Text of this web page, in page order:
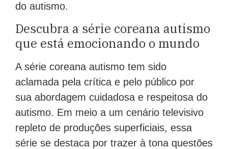
do autismo.
Descubra a série coreana autismo
que está emocionando o mundo
A série coreana autismo tem sido
aclamada pela crítica e pelo público por
sua abordagem cuidadosa e respeitosa do
autismo. Em meio a um cenário televisivo
repleto de produções superficiais, essa
série se destaca por trazer à tona questões